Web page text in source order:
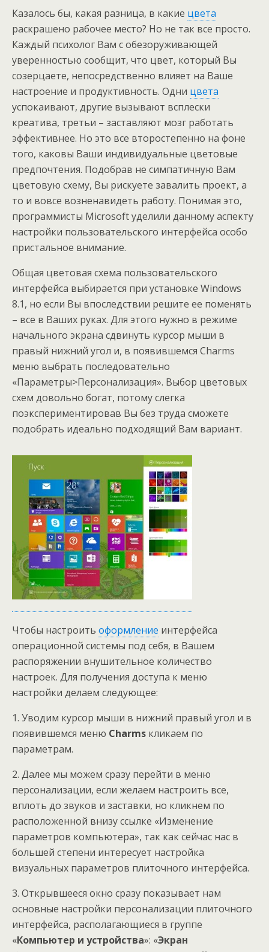
Казалось бы, какая разница, в какие цвета
раскрашено рабочее место? Но не так все просто.
Каждый психолог Вам с обезоруживающей
уверенностью сообщит, что цвет, который Вы
созерцаете, непосредственно влияет на Ваше
настроение и продуктивность. Одни цвета
успокаивают, другие вызывают всплески
креатива, третьи – заставляют мозг работать
эффективнее. Но это все второстепенно на фоне
того, каковы Ваши индивидуальные цветовые
предпочтения. Подобрав не симпатичную Вам
цветовую схему, Вы рискуете завалить проект, а
то и вовсе возненавидеть работу. Понимая это,
программисты Microsoft уделили данному аспекту
настройки пользовательского интерфейса особо
пристальное внимание.
Общая цветовая схема пользовательского
интерфейса выбирается при установке Windows
8.1, но если Вы впоследствии решите ее поменять
– все в Ваших руках. Для этого нужно в режиме
начального экрана сдвинуть курсор мыши в
правый нижний угол и, в появившемся Charms
меню выбрать последовательно
«Параметры>Персонализация». Выбор цветовых
схем довольно богат, потому слегка
поэкспериментировав Вы без труда сможете
подобрать идеально подходящий Вам вариант.
Чтобы настроить оформление интерфейса
операционной системы под себя, в Вашем
распоряжении внушительное количество
настроек. Для получения доступа к меню
настройки делаем следующее:
1. Уводим курсор мыши в нижний правый угол и в
появившемся меню Charms кликаем по
параметрам.
2. Далее мы можем сразу перейти в меню
персонализации, если желаем настроить все,
вплоть до звуков и заставки, но кликнем по
расположенной внизу ссылке «Изменение
параметров компьютера», так как сейчас нас в
большей степени интересует настройка
визуальных параметров плиточного интерфейса.
3. Открывшееся окно сразу показывает нам
основные настройки персонализации плиточного
интерфейса, располагающиеся в группе
«Компьютер и устройства»: «Экран